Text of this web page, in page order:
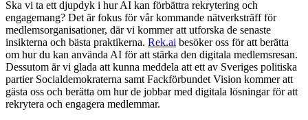
Ska vi ta ett djupdyk i hur AI kan förbättra rekrytering och
engagemang? Det är fokus för vår kommande nätverksträff för
medlemsorganisationer, där vi kommer att utforska de senaste
insikterna och bästa praktikerna. Rek.ai besöker oss för att berätta
om hur du kan använda AI för att stärka den digitala medlemsresan.
Dessutom är vi glada att kunna meddela att ett av Sveriges politiska
partier Socialdemokraterna samt Fackförbundet Vision kommer att
gästa oss och berätta om hur de jobbar med digitala lösningar för att
rekrytera och engagera medlemmar.